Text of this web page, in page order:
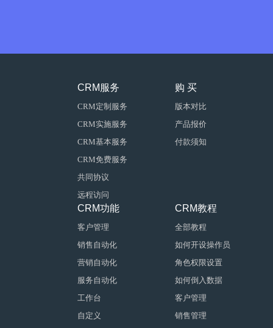
购 买
版本对比
产品报价
付款须知
CRM服务
CRM定制服务
CRM实施服务
CRM基本服务
CRM免费服务
共同协议
远程访问
CRM教程
全部教程
如何开设操作员
角色权限设置
如何倒入数据
客户管理
销售管理
CRM功能
客户管理
销售自动化
营销自动化
服务自动化
工作台
自定义